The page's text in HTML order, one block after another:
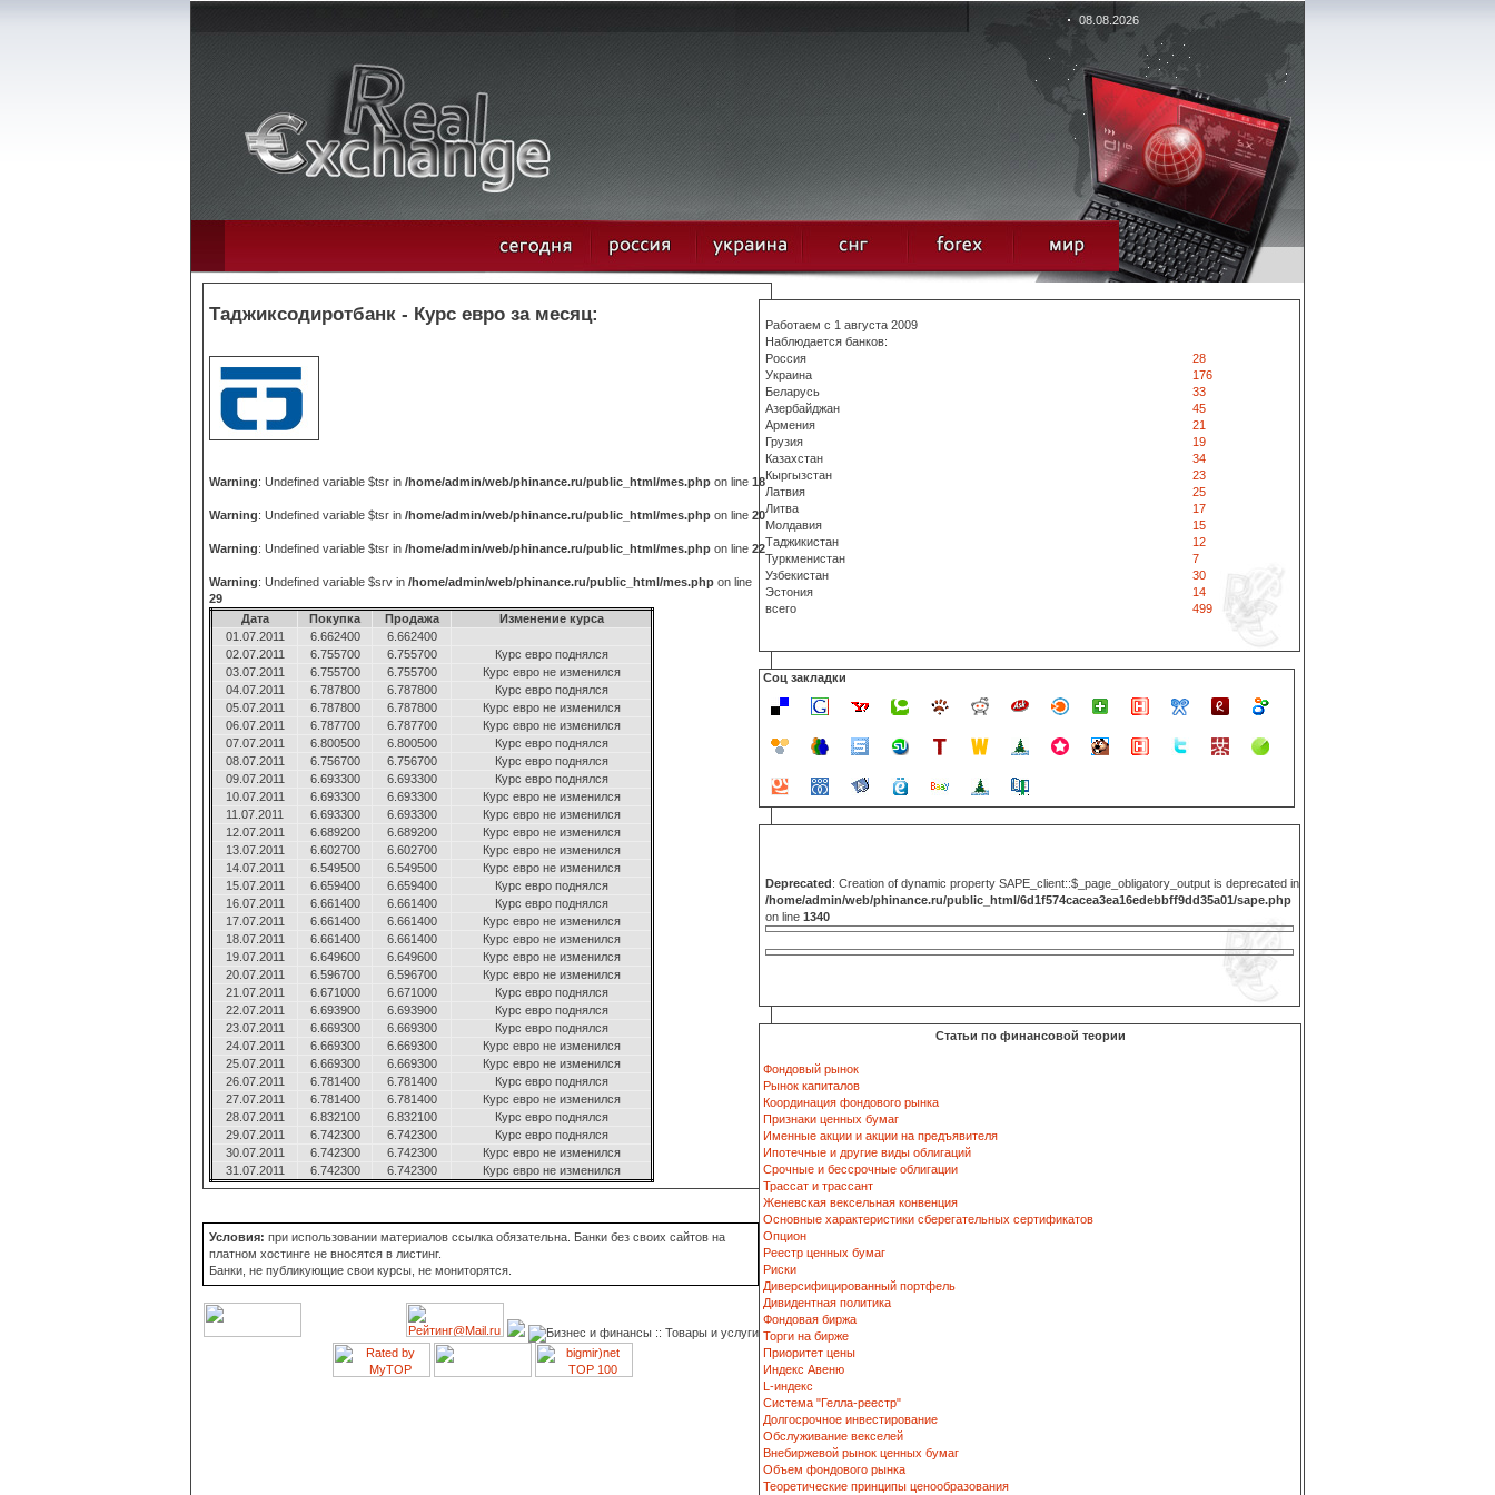
08.08.2026
Таджиксодиротбанк - Курс евро за месяц:
Warning: Undefined variable $tsr in /home/admin/web/phinance.ru/public_html/mes.php on line 18
Warning: Undefined variable $tsr in /home/admin/web/phinance.ru/public_html/mes.php on line 20
Warning: Undefined variable $tsr in /home/admin/web/phinance.ru/public_html/mes.php on line 22
Warning: Undefined variable $srv in /home/admin/web/phinance.ru/public_html/mes.php on line
29
Дата
Покупка Продажа
Изменение курса
01.07.2011
6.662400
6.662400
02.07.2011
6.755700 6.755700
Курс евро поднялся
03.07.2011
6.755700 6.755700
Курс евро не изменился
04.07.2011
6.787800 6.787800
Курс евро поднялся
05.07.2011
6.787800 6.787800
Курс евро не изменился
06.07.2011
6.787700 6.787700
Курс евро не изменился
07.07.2011
6.800500 6.800500
Курс евро поднялся
08.07.2011
6.756700 6.756700
Курс евро поднялся
09.07.2011
6.693300 6.693300
Курс евро поднялся
10.07.2011
6.693300 6.693300
Курс евро не изменился
11.07.2011
6.693300 6.693300
Курс евро не изменился
12.07.2011
6.689200 6.689200
Курс евро не изменился
13.07.2011
6.602700 6.602700
Курс евро не изменился
14.07.2011
6.549500 6.549500
Курс евро не изменился
15.07.2011
6.659400 6.659400
Курс евро поднялся
16.07.2011
6.661400 6.661400
Курс евро поднялся
17.07.2011
6.661400 6.661400
Курс евро не изменился
18.07.2011
6.661400 6.661400
Курс евро не изменился
19.07.2011
6.649600 6.649600
Курс евро не изменился
20.07.2011
6.596700 6.596700
Курс евро не изменился
21.07.2011
6.671000 6.671000
Курс евро поднялся
22.07.2011
6.693900 6.693900
Курс евро поднялся
23.07.2011
6.669300 6.669300
Курс евро поднялся
24.07.2011
6.669300 6.669300
Курс евро не изменился
25.07.2011
6.669300 6.669300
Курс евро не изменился
26.07.2011
6.781400 6.781400
Курс евро поднялся
27.07.2011
6.781400 6.781400
Курс евро не изменился
28.07.2011
6.832100 6.832100
Курс евро поднялся
29.07.2011
6.742300 6.742300
Курс евро поднялся
30.07.2011
6.742300 6.742300
Курс евро не изменился
31.07.2011
6.742300 6.742300 Курс евро не изменился
Условия: при использовании материалов ссылка обязательна. Банки без своих сайтов на
платном хостинге не вносятся в листинг.
Банки, не публикующие свои курсы, не мониторятся.
Работаем с 1 августа 2009
Наблюдается банков:
Россия
28
Украина
176
Беларусь
33
Азербайджан
45
Армения
21
Грузия
19
Казахстан
34
Кыргызстан
23
Латвия
25
Литва
17
Молдавия
15
Таджикистан
12
Туркменистан
7
Узбекистан
30
Эстония
14
всего
499
Соц закладки
Deprecated: Creation of dynamic property SAPE_client::$_page_obligatory_output is deprecated in
/home/admin/web/phinance.ru/public_html/6d1f574cacea3ea16edebbff9dd35a01/sape.php
on line 1340
Статьи по финансовой теории
Фондовый рынок
Рынок капиталов
Координация фондового рынка
Признаки ценных бумаг
Именные акции и акции на предъявителя
Ипотечные и другие виды облигаций
Срочные и бессрочные облигации
Трассат и трассант
Женевская вексельная конвенция
Основные характеристики сберегательных сертификатов
Опцион
Реестр ценных бумаг
Риски
Диверсифицированный портфель
Дивидентная политика
Фондовая биржа
Торги на бирже
Приоритет цены
Индекс Авеню
L-индекс
Система "Гелла-реестр"
Долгосрочное инвестирование
Обслуживание векселей
Внебиржевой рынок ценных бумаг
Объем фондового рынка
Теоретические принципы ценообразования